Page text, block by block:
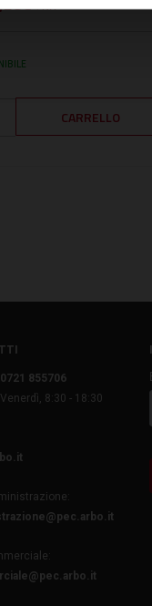
+ IVA
855706
8:30 - 18:30